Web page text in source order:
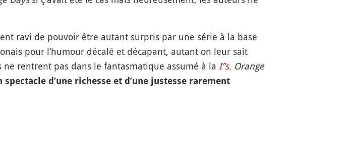
ravi de pouvoir être autant surpris par une série à la base
pour l’humour décalé et décapant, autant on leur sait
rentrent pas dans le fantasmatique assumé à la I’’s. Orange
spectacle d’une richesse et d’une justesse rarement